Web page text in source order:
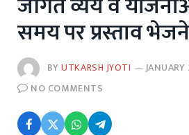
समय पर प्रस्ताव
BYUTKARSH JYOTI
NO COMMENTS